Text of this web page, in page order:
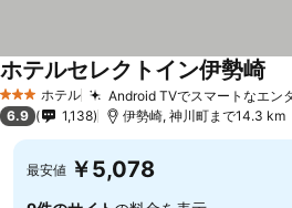
3 ホテルのランク
ホテル Android TVでスマートなエン
ホテルセレクトイン伊勢崎
6.9 1,138 伊勢崎, 神川町まで14.3 km
最安値 ￥5,078